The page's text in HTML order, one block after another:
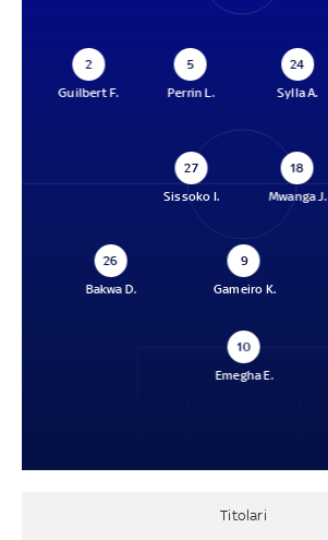
2
Guilbert F.
5
Perrin L.
24
Sylla A.
27
Sissoko I.
18
Mwanga J.
26
Bakwa D.
9
Gameiro K.
10
Emegha E.
Titolari